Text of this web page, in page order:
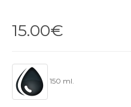
15.00€
150 ml.